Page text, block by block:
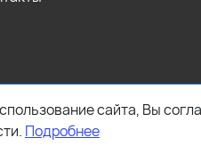
сайта, Вы
Подробнее